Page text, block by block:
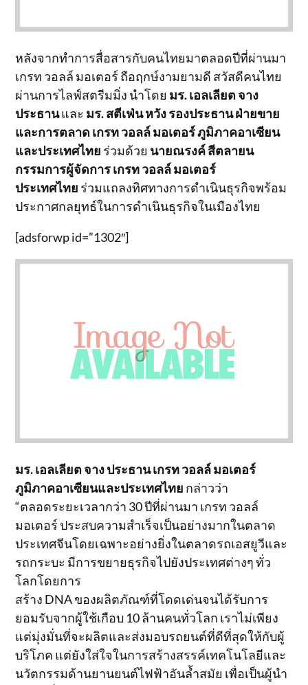
หลังจากทำการสื่อสารกับคนไทยมาตลอดปีที่ผ่านมา
เกรท วอลล์ มอเตอร์ ถือฤกษ์งามยามดี สวัสดีคนไทย
ผ่านการไลฟ์สตรีมมิ่ง นำโดย มร.เอลเลียตจาง
ประธานและ มร.สตีเฟ่น หวัง รองประธาน ฝ่ายขาย
และการตลาด เกรท วอลล์ มอเตอร์ ภูมิภาคอาเซียน
และประเทศไทย ร่วมด้วย นายณรงค์ สีตลายน
กรรมการผู้จัดการ เกรท วอลล์ มอเตอร์
ประเทศไทย ร่วมแถลงทิศทางการดำเนินธุรกิจพร้อม
ประกาศกลยุทธ์ในการดำเนินธุรกิจในเมืองไทย
[adsforwp id=”1302″]
มร.เอลเลียต จาง ประธาน เกรท วอลล์ มอเตอร์
ภูมิภาคอาเซียนและประเทศไทย กล่าวว่า
“ตลอดระยะเวลากว่า 30 ปีที่ผ่านมา เกรท วอลล์
มอเตอร์ ประสบความสำเร็จเป็นอย่างมากในตลาด
ประเทศจีนโดยเฉพาะอย่างยิ่งในตลาดรถเอสยูวีและ
รถกระบะ มีการขยายธุรกิจไปยังประเทศต่างๆ ทั่ว
โลกโดยการ
สร้าง DNA ของผลิตภัณฑ์ที่โดดเด่นจนได้รับการ
ยอมรับจากผู้ใช้เกือบ 10 ล้านคนทั่วโลก เราไม่เพียง
แต่มุ่งมั่นที่จะผลิตและส่งมอบรถยนต์ที่ดีที่สุดให้กับผู้
บริโภค แต่ยังใส่ใจในการสร้างสรรค์เทคโนโลยีและ
นวัตกรรมด้านยานยนต์ไฟฟ้าอันล้ำสมัย เพื่อเป็นผู้นำ